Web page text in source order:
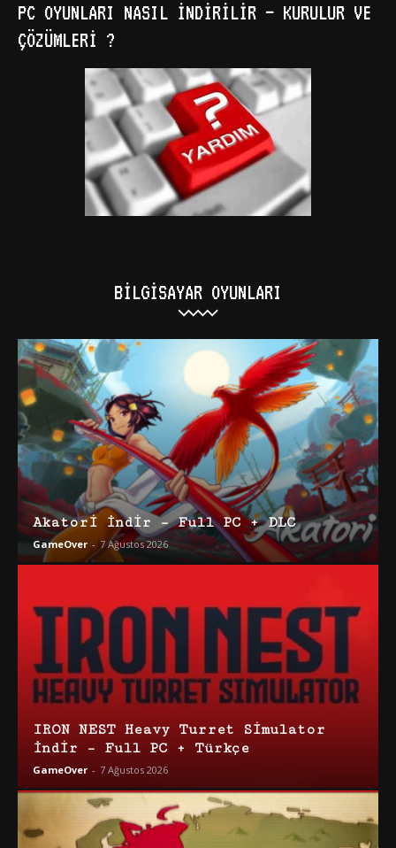
PC OYUNLARI NASIL İNDIRILIR – KURULUR VE
ÇÖZÜMLERI ?
BILGISAYAR OYUNLARI
Akatori İndir – Full PC + DLC
GameOver - 7 Ağustos 2026
IRON NEST Heavy Turret Simulator
İndir – Full PC + Türkçe
GameOver - 7 Ağustos 2026